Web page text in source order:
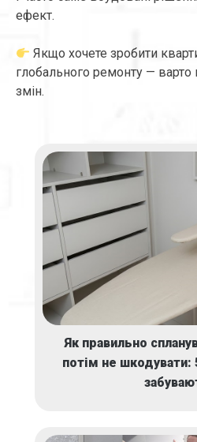
ефект.
Якщо хочете зробити
глобального ремонту — варто
змін.
Як правильно
потім не шкодувати: